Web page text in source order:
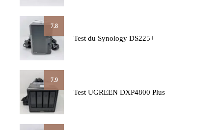
7.8
Test du Synology DS225+
7.9
Test UGREEN DXP4800 Plus